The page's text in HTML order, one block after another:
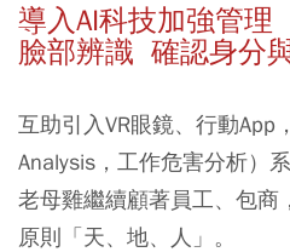
導入AI科技加強管理
臉部辨識 確認身分
互助引入VR眼鏡、行動App
Analysis，工作危害分析）
老母雞繼續顧著員工、包商
原則「天、地、人」。